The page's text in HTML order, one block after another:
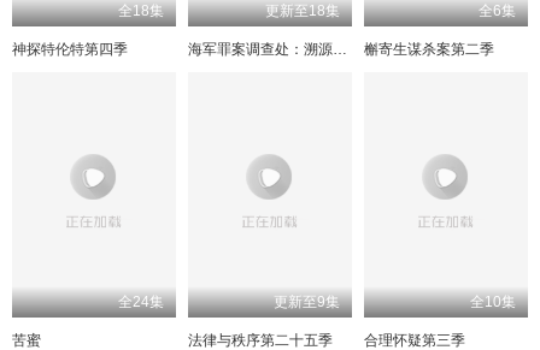
全18集
神探特伦特第四季
更新至18集
海军罪案调查处：溯源第二季
全6集
槲寄生谋杀案第二季
全24集
苦蜜
更新至9集
法律与秩序第二十五季
全10集
合理怀疑第三季